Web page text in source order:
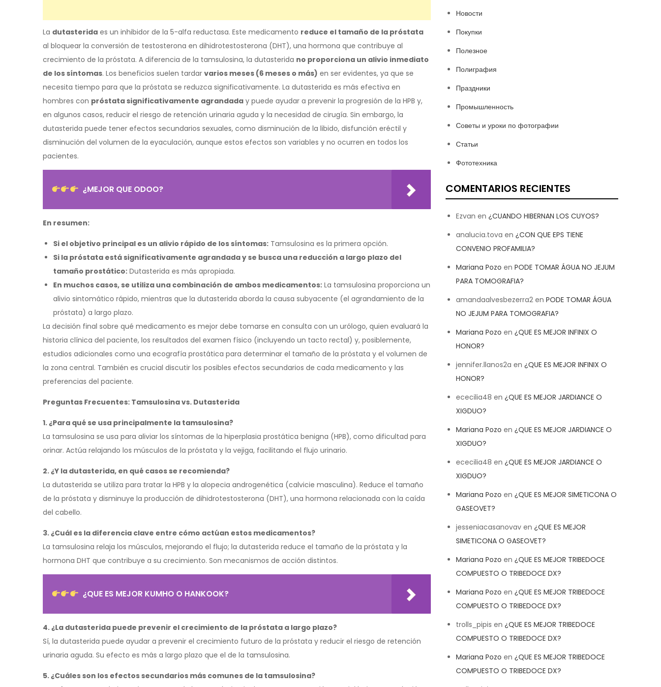
La dutasterida es un inhibidor de la 5-alfa reductasa. Este medicamento reduce el tamaño de la próstata
al bloquear la conversión de testosterona en dihidrotestosterona (DHT), una hormona que contribuye al
crecimiento de la próstata. A diferencia de la tamsulosina, la dutasterida no proporciona un alivio inmediato
de los síntomas. Los beneficios suelen tardar varios meses (6 meses o más) en ser evidentes, ya que se
necesita tiempo para que la próstata se reduzca significativamente. La dutasterida es más efectiva en
hombres con próstata significativamente agrandada y puede ayudar a prevenir la progresión de la HPB y,
en algunos casos, reducir el riesgo de retención urinaria aguda y la necesidad de cirugía. Sin embargo, la
dutasterida puede tener efectos secundarios sexuales, como disminución de la libido, disfunción eréctil y
disminución del volumen de la eyaculación, aunque estos efectos son variables y no ocurren en todos los
pacientes.
¿MEJOR QUE ODOO?
En resumen:
Si el objetivo principal es un alivio rápido de los síntomas: Tamsulosina es la primera opción.
Si la próstata está significativamente agrandada y se busca una reducción a largo plazo del
tamaño prostático: Dutasterida es más apropiada.
En muchos casos, se utiliza una combinación de ambos medicamentos: La tamsulosina proporciona un
alivio sintomático rápido, mientras que la dutasterida aborda la causa subyacente (el agrandamiento de la
próstata) a largo plazo.
La decisión final sobre qué medicamento es mejor debe tomarse en consulta con un urólogo, quien evaluará la
historia clínica del paciente, los resultados del examen físico (incluyendo un tacto rectal) y, posiblemente,
estudios adicionales como una ecografía prostática para determinar el tamaño de la próstata y el volumen de
la zona central. También es crucial discutir los posibles efectos secundarios de cada medicamento y las
preferencias del paciente.
Preguntas Frecuentes: Tamsulosina vs. Dutasterida
1. ¿Para qué se usa principalmente la tamsulosina?
La tamsulosina se usa para aliviar los síntomas de la hiperplasia prostática benigna (HPB), como dificultad para
orinar. Actúa relajando los músculos de la próstata y la vejiga, facilitando el flujo urinario.
2. ¿Y la dutasterida, en qué casos se recomienda?
La dutasterida se utiliza para tratar la HPB y la alopecia androgenética (calvicie masculina). Reduce el tamaño
de la próstata y disminuye la producción de dihidrotestosterona (DHT), una hormona relacionada con la caída
del cabello.
3. ¿Cuál es la diferencia clave entre cómo actúan estos medicamentos?
La tamsulosina relaja los músculos, mejorando el flujo; la dutasterida reduce el tamaño de la próstata y la
hormona DHT que contribuye a su crecimiento. Son mecanismos de acción distintos.
¿QUE ES MEJOR KUMHO O HANKOOK?
4. ¿La dutasterida puede prevenir el crecimiento de la próstata a largo plazo?
Sí, la dutasterida puede ayudar a prevenir el crecimiento futuro de la próstata y reducir el riesgo de retención
urinaria aguda. Su efecto es más a largo plazo que el de la tamsulosina.
5. ¿Cuáles son los efectos secundarios más comunes de la tamsulosina?
Новости
Покупки
Полезное
Полиграфия
Праздники
Промышленность
Советы и уроки по фотографии
Статьи
Фототехника
COMENTARIOS RECIENTES
Ezvan en ¿CUANDO HIBERNAN LOS CUYOS?
analucia.tova en ¿CON QUE EPS TIENE
CONVENIO PROFAMILIA?
Mariana Pozo en PODE TOMAR ÁGUA NO JEJUM
PARA TOMOGRAFIA?
amandaalvesbezerra2 en PODE TOMAR ÁGUA
NO JEJUM PARA TOMOGRAFIA?
Mariana Pozo en ¿QUE ES MEJOR INFINIX O
HONOR?
jennifer.llanos2a en ¿QUE ES MEJOR INFINIX O
HONOR?
ececilia48 en ¿QUE ES MEJOR JARDIANCE O
XIGDUO?
Mariana Pozo en ¿QUE ES MEJOR JARDIANCE O
XIGDUO?
ececilia48 en ¿QUE ES MEJOR JARDIANCE O
XIGDUO?
Mariana Pozo en ¿QUE ES MEJOR SIMETICONA O
GASEOVET?
jesseniacasanovav en ¿QUE ES MEJOR
SIMETICONA O GASEOVET?
Mariana Pozo en ¿QUE ES MEJOR TRIBEDOCE
COMPUESTO O TRIBEDOCE DX?
Mariana Pozo en ¿QUE ES MEJOR TRIBEDOCE
COMPUESTO O TRIBEDOCE DX?
trolls_pipis en ¿QUE ES MEJOR TRIBEDOCE
COMPUESTO O TRIBEDOCE DX?
Mariana Pozo en ¿QUE ES MEJOR TRIBEDOCE
COMPUESTO O TRIBEDOCE DX?